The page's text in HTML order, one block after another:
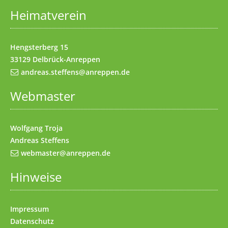
Impressum(Access key 8)
Kontakt(Access key 9)
Heimatverein
Hengsterberg 15
33129 Delbrück-Anreppen
andreas.steffens@anreppen.de
Webmaster
Wolfgang Troja
Andreas Steffens
webmaster@anreppen.de
Hinweise
Impressum
Datenschutz